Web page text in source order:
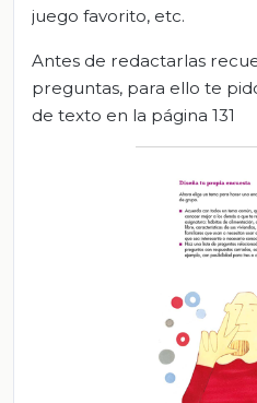
juego favorito, etc.
Antes de redactarlas
preguntas, para ello te
de texto en la página 131